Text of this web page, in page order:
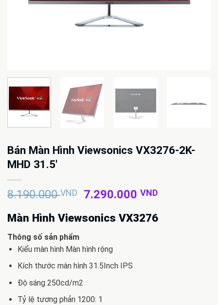
Bán Màn Hình Viewsonics VX3276-2K-
MHD 31.5′
8.190.000VND
Giá
là:
7.290.000VNDGiá
tại
Màn Hình Viewsonics VX3276
Thông số sản phẩm
Kiểu màn hình Màn hình rộng
Kích thước màn hình 31.5Inch IPS
Độ sáng 250cd/m2
Tỷ lệ tương phản 1200: 1